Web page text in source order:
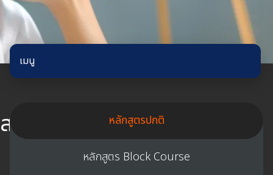
สาขาวิชาที่เปิดสอน
คณะนิเทศศาสตร์
เมนู
หลักสูตรปกติ
หลักสูตร Block Course